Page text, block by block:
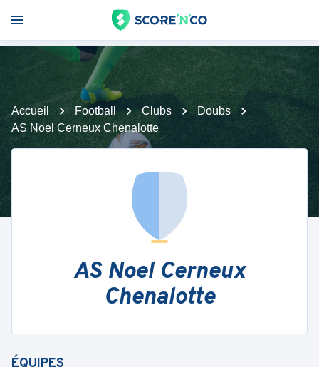
Accueil Football Clubs
Doubs
AS Noel Cerneux Chenalotte
AS Noel Cerneux
Chenalotte